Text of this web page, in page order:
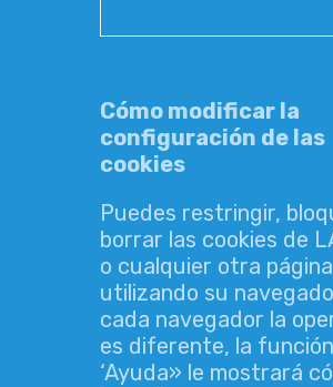
Cómo modificar la
configuración de las
cookies
Puedes restringir,
borrar las cookies de
o cualquier otra
utilizando su
cada navegador la
es diferente, la
‘Ayuda» le mostrará